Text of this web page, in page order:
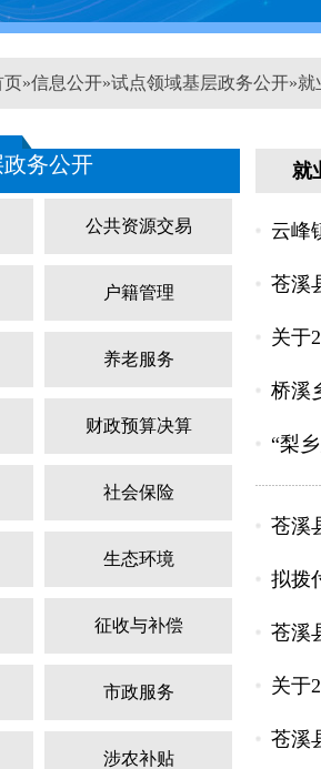
页»信息公开»试点领域基层政务公开»就
务公开
公共资源交易
户籍管理
养老服务
财政预算决算
社会保险
生态环境
征收与补偿
市政服务
涉农补贴
就
云峰
苍溪
关于
桥溪
“梨
苍溪
拟拨
苍溪
关于
苍溪